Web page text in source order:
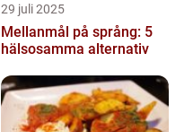
29 juli 2025
Mellanmål på språng: 5
hälsosamma alternativ